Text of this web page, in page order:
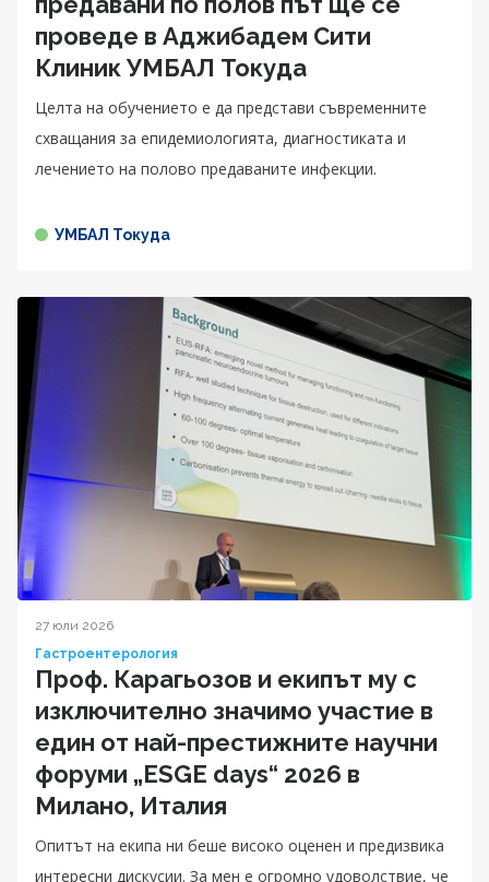
проведе в Аджибадем Сити
Клиник УМБАЛ Токуда
Целта на обучението е да представи съвременните
схващания за епидемиологията, диагностиката и
лечението на полово предаваните инфекции.
УМБАЛ Токуда
27 юли 2026
Гастроентерология
Проф. Карагьозов и екипът му с
изключително значимо участие в
един от най-престижните научни
форуми „ESGE days“ 2026 в
Милано, Италия
Опитът на екипа ни беше високо оценен и предизвика
интересни дискусии. За мен е огромно удоволствие, че